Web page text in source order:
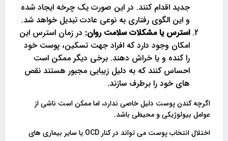
جدید اقدام کنند. در این صورت یک چرخه ایجاد شده
و این الگوی رفتاری به نوعی عادت تبدیل خواهد شد.
استرس یا مشکلات سلامت روان: در زمان استرس این
امکان وجود دارد که افراد جهت تسکین، پوست خود
را کنده و یا خراش دهند. برخی دیگر ممکن است
احساس کنند که به دلیل زیبایی مجبور هستند نقص
های خود را برطرف سازند.
اگرچه کندن پوست دلیل خاصی ندارد، اما ممکن است ناشی از
عوامل بیولوژیکی و محیطی باشد.
اختلال انتخاب پوست می تواند در کنار OCD یا سایر بیماری های